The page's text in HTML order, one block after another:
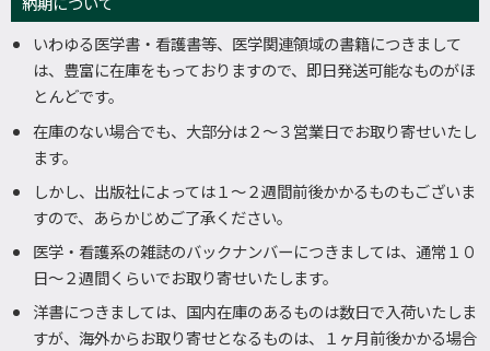
いわゆる医学書・看護書等、医学関連領域の書籍につきまして
は、豊富に在庫をもっておりますので、即日発送可能なものがほ
とんどです。
在庫のない場合でも、大部分は２～３営業日でお取り寄せいたし
ます。
しかし、出版社によっては１～２週間前後かかるものもございま
すので、あらかじめご了承ください。
医学・看護系の雑誌のバックナンバーにつきましては、通常１０
日～２週間くらいでお取り寄せいたします。
洋書につきましては、国内在庫のあるものは数日で入荷いたしま
すが、海外からお取り寄せとなるものは、１ヶ月前後かかる場合